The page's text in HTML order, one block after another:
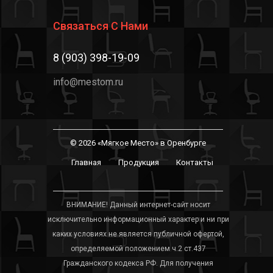
Связаться С Нами
8 (903) 398-19-09
info@mestom.ru
© 2026 «Мягкое Место» в Оренбурге
Главная Продукция Контакты
ВНИМАНИЕ! Данный интернет-сайт носит
исключительно информационный характер и ни при
каких условиях не является публичной офертой,
определяемой положением ч.2 ст.437
Гражданского кодекса РФ. Для получения